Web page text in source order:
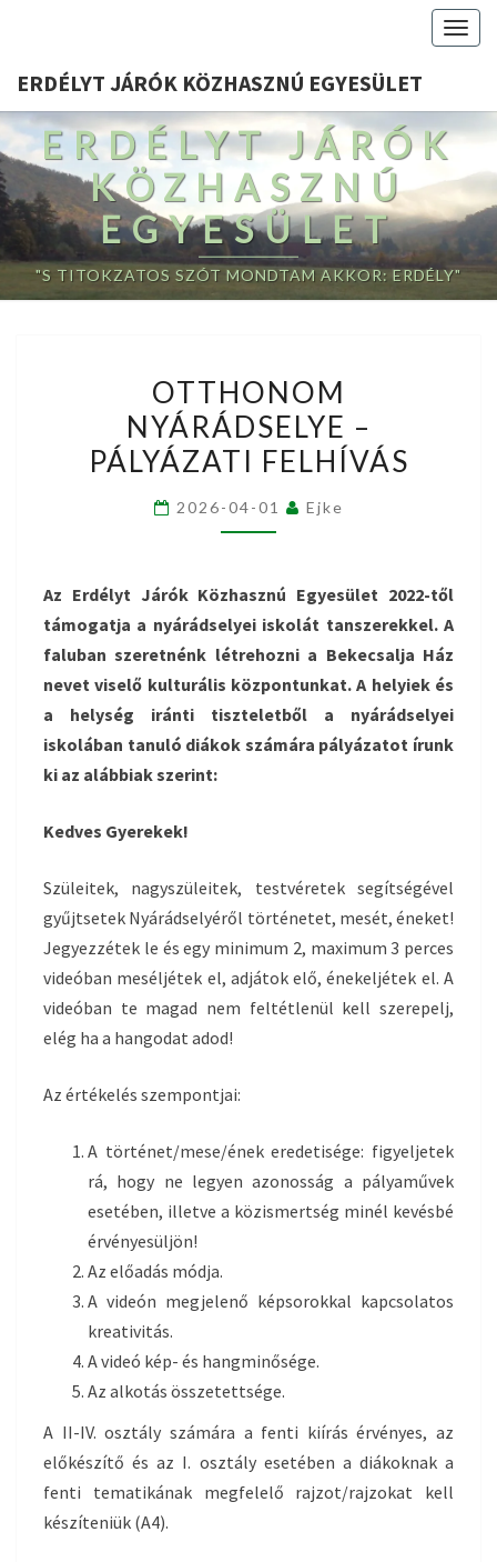
ERDÉLYT JÁRÓK KÖZHASZNÚ EGYESÜLET
ERDÉLYT JÁRÓK
KÖZHASZNÚ
EGYESÜLET
"S TITOKZATOS SZÓT MONDTAM AKKOR: ERDÉLY"
NYÁRÁDSELYE
–
PÁLYÁZATI
OTTHONOM
NYÁRÁDSELYE –
PÁLYÁZATI FELHÍVÁS
2026-04-01 Ejke
Az Erdélyt Járók Közhasznú Egyesület 2022-től
támogatja a nyárádselyei iskolát tanszerekkel. A
faluban szeretnénk létrehozni a Bekecsalja Ház
nevet viselő kulturális központunkat. A helyiek és
a helység iránti tiszteletből a nyárádselyei
iskolában tanuló diákok számára pályázatot írunk
ki az alábbiak szerint:
Kedves Gyerekek!
Szüleitek, nagyszüleitek, testvéretek segítségével
gyűjtsetek Nyárádselyéről történetet, mesét, éneket!
Jegyezzétek le és egy minimum 2, maximum 3 perces
videóban meséljétek el, adjátok elő, énekeljétek el. A
videóban te magad nem feltétlenül kell szerepelj,
elég ha a hangodat adod!
Az értékelés szempontjai:
A történet/mese/ének eredetisége: figyeljetek
rá, hogy ne legyen azonosság a pályaművek
esetében, illetve a közismertség minél kevésbé
érvényesüljön!
Az előadás módja.
A videón megjelenő képsorokkal kapcsolatos
kreativitás.
A videó kép- és hangminősége.
Az alkotás összetettsége.
A II-IV. osztály számára a fenti kiírás érvényes, az
előkészítő és az I. osztály esetében a diákoknak a
fenti tematikának megfelelő rajzot/rajzokat kell
készíteniük (A4).